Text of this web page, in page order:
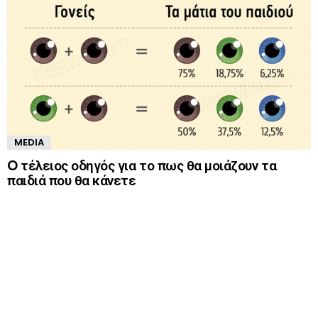
MEDIA
O τέλειος οδηγός για το πως θα μοιάζουν τα
παιδιά που θα κάνετε